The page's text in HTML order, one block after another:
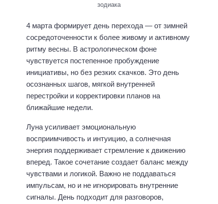
зодиака
4 марта формирует день перехода — от зимней
сосредоточенности к более живому и активному
ритму весны. В астрологическом фоне
чувствуется постепенное пробуждение
инициативы, но без резких скачков. Это день
осознанных шагов, мягкой внутренней
перестройки и корректировки планов на
ближайшие недели.
Луна усиливает эмоциональную
восприимчивость и интуицию, а солнечная
энергия поддерживает стремление к движению
вперед. Такое сочетание создает баланс между
чувствами и логикой. Важно не поддаваться
импульсам, но и не игнорировать внутренние
сигналы. День подходит для разговоров,